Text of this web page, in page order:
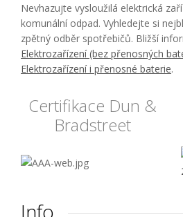
Nevhazujte vysloužilá elektrická
komunální odpad. Vyhledejte si
zpětný odběr spotřebičů. Bližší
Elektrozařízení (bez přenosných
Elektrozařízení i přenosné baterie.
Certifikace Dun &
Bradstreet
Info